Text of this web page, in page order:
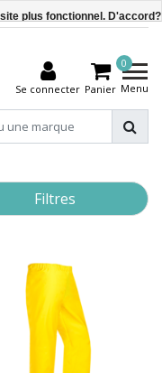
Se connecter
0
Panier Menu
Filtres
plus fonctionnel. D'accord?